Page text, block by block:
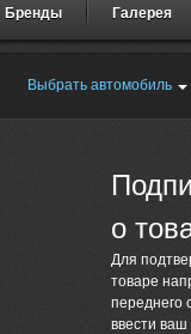
Бренды Галерея
Выбрать автомобиль
о
Для
товаре
переднего
ввести ваш